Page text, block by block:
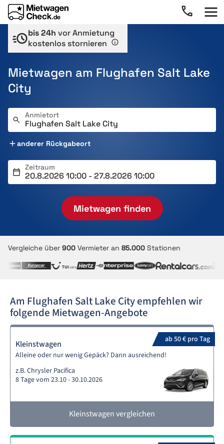
bis 24h vor Anmietung
kostenlos stornieren
Mietwagen am Flughafen Salt Lake
City
Anmietort
anderer Rückgabeort
Zeitraum
Mietwagen finden
Vergleiche über 900 Vermieter an 85.000 Stationen
Am Flughafen Salt Lake City empfehlen wir
folgende Mietwagen-Angebote
ab 50 € pro Tag
Kleinstwagen
Alleine oder nur wenig Gepäck? Dann ausreichend!
z.B. Chrysler Pacifica
8 Tage vom 23.10 - 30.10.2026
Kleinstwagen vergleichen